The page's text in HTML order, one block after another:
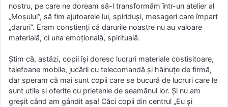
nostru, pe care ne doream să-l transformăm într-un atelier al
„Moșului”, să fim ajutoarele lui, spiriduși, mesageri care împart
„daruri”. Eram conștienți că darurile noastre nu au valoare
materială, ci una emoțională, spirituală.
Știm că, astăzi, copii își doresc lucruri materiale costisitoare,
telefoane mobile, jucării cu telecomandă și hăinuțe de firmă,
dar speram că mai sunt copii care se bucură de lucruri care le
sunt utile și oferite cu prietenie de seamănul lor. Și nu am
greșit când am gândit așa! Căci copii din centrul „Eu și